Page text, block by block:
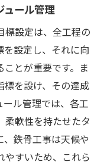
と資源配分
契約における秘
提案力
するプラン
係構築
ュール管理
標設定は、全工程の
設定し、それに向
とが重要です。ま
標を設け、その達成
ル管理では、各工
柔軟性を持たせたタ
鉄骨工事は天候や
やすいため、これら